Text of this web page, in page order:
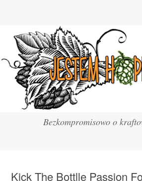
Bezkompromisowo o
Kick The Bottlle Passion